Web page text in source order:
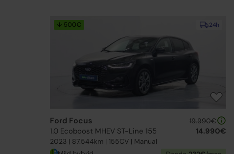
24h
↓ 500€
Ford Focus
1.0 Ecoboost MHEV ST-Line 155
2023 | 87.544km | 155CV | Manual
19.990€
14.990€